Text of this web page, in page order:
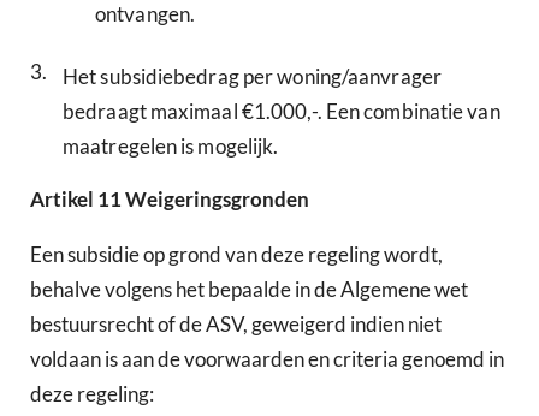
ontvangen.
3.
Het subsidiebedrag per woning/aanvrager
bedraagt maximaal €1.000,-. Een combinatie van
maatregelen is mogelijk.
Artikel 11Weigeringsgronden
Een subsidie op grond van deze regeling wordt,
behalve volgens het bepaalde in de Algemene wet
bestuursrecht of de ASV, geweigerd indien niet
voldaan is aan de voorwaarden en criteria genoemd in
deze regeling: